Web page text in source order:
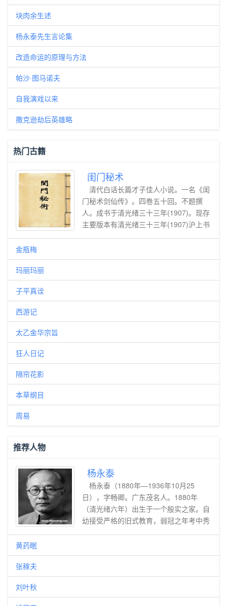
其一生行履：在五台山刺血泥金书写《华
严经》，主持大型无遮法会；于东海牢山
开辟海印寺，教化当地百姓，扭转外道盛
州。谪居岭南期间，他并未消沉，掩埋荒
与达观、莲池等高僧交游，以及朝野士大
夫、皇室护法往来，记录明代皇室奉佛、
地方民生、宗教争端等时代细节。文字质
朴真切，既记录苦修开悟的禅门体验，也
流露济世安民的慈悲心怀，兼具传记、宗
门史料与思想文献多重价值，清晰展现一
块肉余生述
杨永泰先生言论集
改造命运的原理与方法
帕沙·图马诺夫
自我演戏以来
撒克逊劫后英雄略
热门古籍
闺门秘术
清代白话长篇才子佳人小说。一名《闺
门秘术剑仙传》。四卷五十回。不题撰
人。成书于清光绪三十三年(1907)。现存
主要版本有清光绪三十三年(1907)沪上书
局石印本,藏国家图书馆;清宣统二年
央民族学院出版社“馆藏足本明清小说系
试，县令夏国华欲将女儿瑶云配兆琨。其
新县令勾结开泰逼娶瑶云，瑶云携婢出
群凶伏法，才子佳人终成眷属。
金瓶梅
玛丽玛丽
子平真诠
西游记
太乙金华宗旨
狂人日记
隔帘花影
本草纲目
周易
推荐人物
杨永泰
杨永泰（1880年—1936年10月25
日），字畅卿。广东茂名人。1880年
（清光绪六年）出生于一个殷实之家。自
幼接受严格的旧式教育，弱冠之年考中秀
才。1901年考入广东高等学堂，开始接
法政专门学校（国立法政大学前身）就
1908年立宪风潮在全国兴起，任广东省
黄药眠
张稼夫
刘叶秋